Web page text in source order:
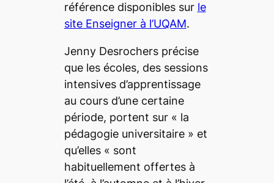
référence disponibles sur le
site Enseigner à l’UQAM.
Jenny Desrochers précise
que les écoles, des sessions
intensives d’apprentissage
au cours d’une certaine
période, portent sur « la
pédagogie universitaire » et
qu’elles « sont
habituellement offertes à